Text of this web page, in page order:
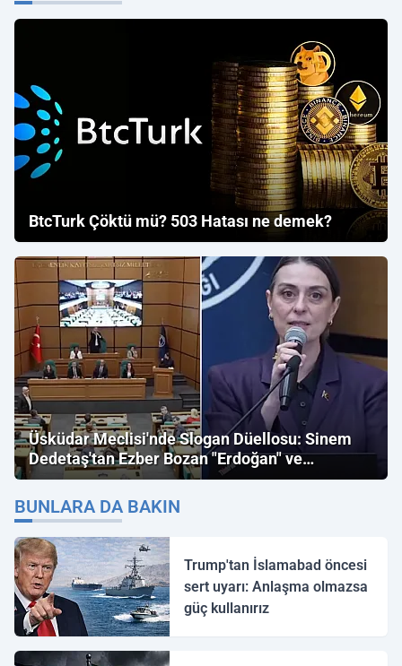
BtcTurk Çöktü mü? 503 Hatası ne demek?
Üsküdar Meclisi'nde Slogan Düellosu: Sinem
Dedetaş'tan Ezber Bozan "Erdoğan" ve
"İmamoğlu" Çıkışı!
BUNLARA DA BAKIN
Trump'tan İslamabad öncesi
sert uyarı: Anlaşma olmazsa
güç kullanırız